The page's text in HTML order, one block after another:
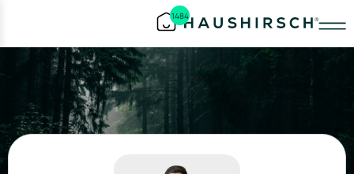
1484